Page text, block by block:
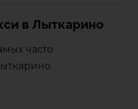
в Лыткарино
часто